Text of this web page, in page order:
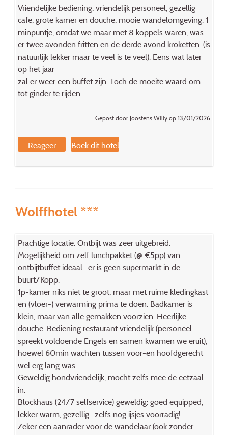
Vriendelijke bediening, vriendelijk personeel, gezellig
cafe, grote kamer en douche, mooie wandelomgeving. 1
minpuntje, omdat we maar met 8 koppels waren, was
er twee avonden fritten en de derde avond kroketten. (is
natuurlijk lekker maar te veel is te veel). Eens wat later
op het jaar
zal er weer een buffet zijn. Toch de moeite waard om
tot ginder te rijden.
Gepost door Joostens Willy op 13/01/2026
Reageer Boek dit hotel
Wolffhotel ***
Prachtige locatie. Ontbijt was zeer uitgebreid.
Mogelijkheid om zelf lunchpakket (@ €5pp) van
ontbijtbuffet ideaal -er is geen supermarkt in de
buurt/Kopp.
1p-kamer niks niet te groot, maar met ruime kledingkast
en (vloer-) verwarming prima te doen. Badkamer is
klein, maar van alle gemakken voorzien. Heerlijke
douche. Bediening restaurant vriendelijk (personeel
spreekt voldoende Engels en samen kwamen we eruit),
hoewel 60min wachten tussen voor-en hoofdgerecht
wel erg lang was.
Geweldig hondvriendelijk, mocht zelfs mee de eetzaal
in.
Blockhaus (24/7 selfservice) geweldig: goed equipped,
lekker warm, gezellig -zelfs nog ijsjes voorradig!
Zeker een aanrader voor de wandelaar (ook zonder